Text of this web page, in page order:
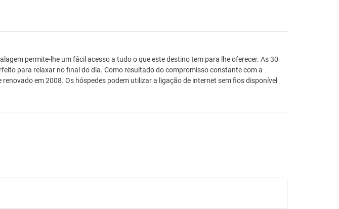
permite-lhe um fácil acesso a tudo o que este destino tem para lhe oferecer. As 30
para relaxar no final do dia. Como resultado do compromisso constante com a
em 2008. Os hóspedes podem utilizar a ligação de internet sem fios disponível